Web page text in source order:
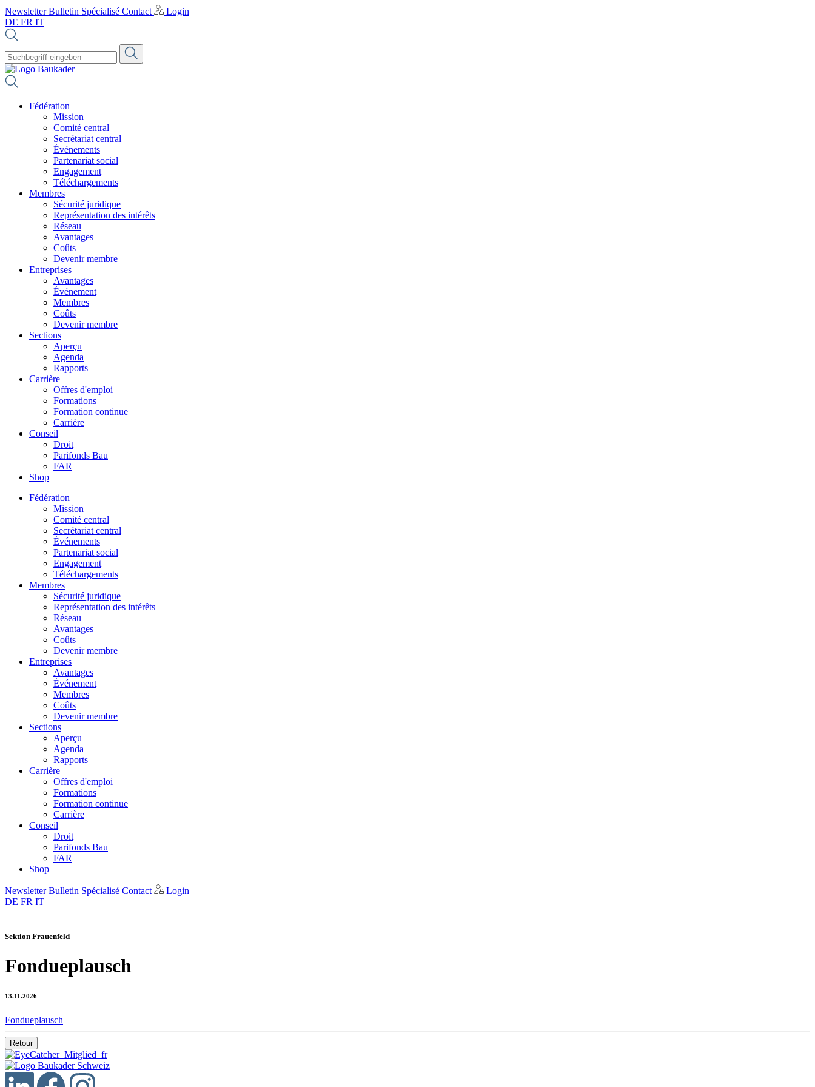
NewsletterBulletin Spécialisé Contact
Login
DE FR IT
Fédération
Mission
Comité central
Secrétariat central
Événements
Partenariat social
Engagement
Téléchargements
Membres
Sécurité juridique
Représentation des intérêts
Réseau
Avantages
Coûts
Devenir membre
Entreprises
Avantages
Événement
Membres
Coûts
Devenir membre
Sections
Aperçu
Agenda
Rapports
Carrière
Offres d'emploi
Formations
Formation continue
Carrière
Conseil
Droit
Parifonds Bau
FAR
Shop
Fédération
Mission
Comité central
Secrétariat central
Événements
Partenariat social
Engagement
Téléchargements
Membres
Sécurité juridique
Représentation des intérêts
Réseau
Avantages
Coûts
Devenir membre
Entreprises
Avantages
Événement
Membres
Coûts
Devenir membre
Sections
Aperçu
Agenda
Rapports
Carrière
Offres d'emploi
Formations
Formation continue
Carrière
Conseil
Droit
Parifonds Bau
FAR
Shop
NewsletterBulletin Spécialisé Contact
Login
DE FR IT
Sektion Frauenfeld
Fondueplausch
13.11.2026
Fondueplausch
Retour